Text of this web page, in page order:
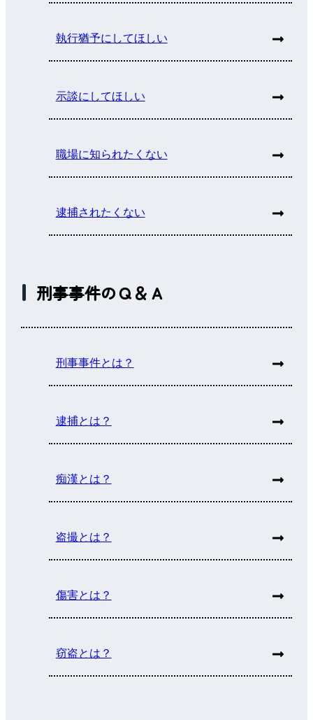
執行猶予にしてほしい
示談にしてほしい
職場に知られたくない
逮捕されたくない
刑事事件のＱ＆Ａ
刑事事件とは？
逮捕とは？
痴漢とは？
盗撮とは？
傷害とは？
窃盗とは？